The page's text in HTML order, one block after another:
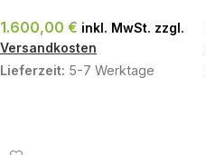
1.600,00 € inkl. MwSt. zzgl.
Versandkosten
Lieferzeit: 5-7 Werktage